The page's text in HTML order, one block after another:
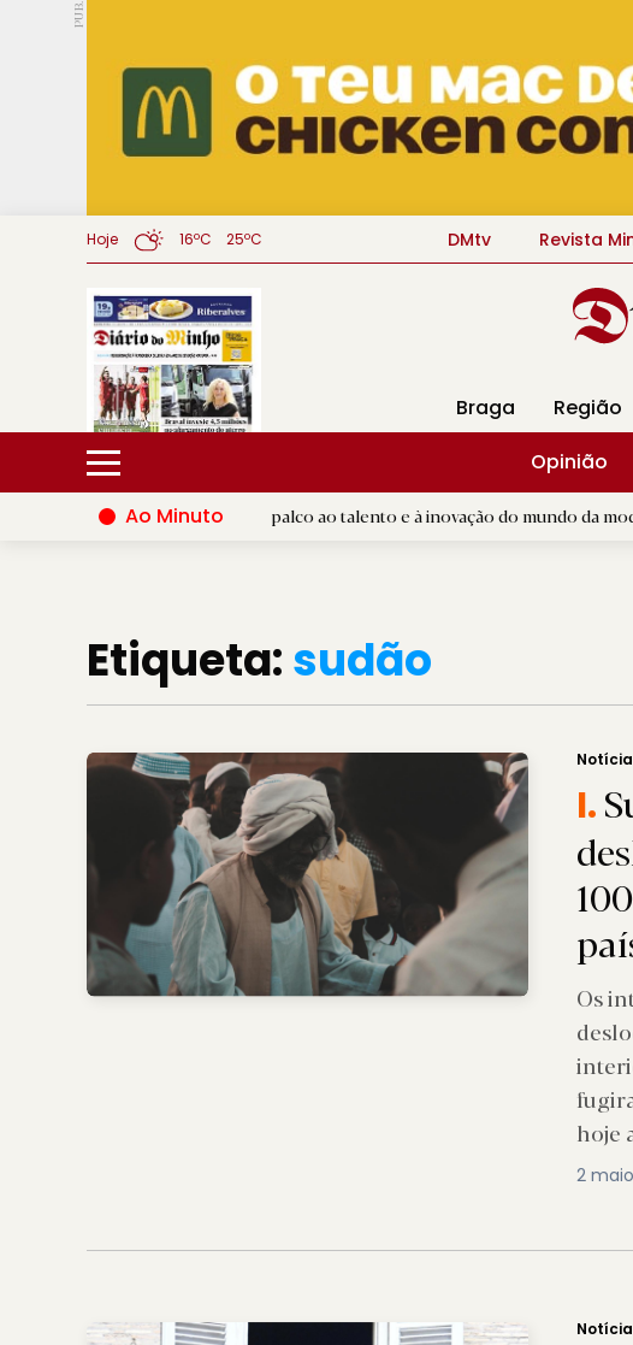
PUB.
Hoje 16ºC 25ºC DMtv Revista
Braga Região
Opinião
Ao Minuto
Famalicão dá palco ao talento e à inovação do mundo da moda | D.
Etiqueta:sudão
I.
Os
hoje
2